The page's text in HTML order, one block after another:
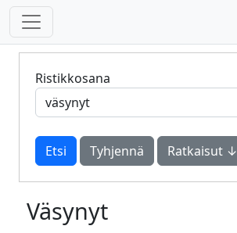
Ristikkosana
Tyhjennä Ratkaisut ↓
Väsynyt